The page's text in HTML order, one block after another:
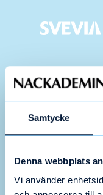
Samtycke
Denna webbplats
Vi använder